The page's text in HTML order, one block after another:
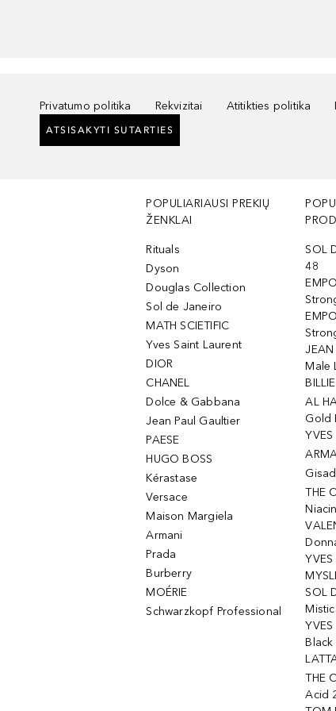
Privatumo politika Rekvizitai Atitikties politika
ATSISAKYTI SUTARTIES
POPULIARIAUSI PREKIŲ
ŽENKLAI
Rituals
Dyson
Douglas Collection
Sol de Janeiro
MATH SCIETIFIC
Yves Saint Laurent
DIOR
CHANEL
Dolce & Gabbana
Jean Paul Gaultier
PAESE
HUGO BOSS
Kérastase
Versace
Maison Margiela
Armani
Prada
Burberry
MOÉRIE
Schwarzkopf Professional
SOL
48
JEAN
Male
AL
Gold
THE
SOL
Black
THE
Acid